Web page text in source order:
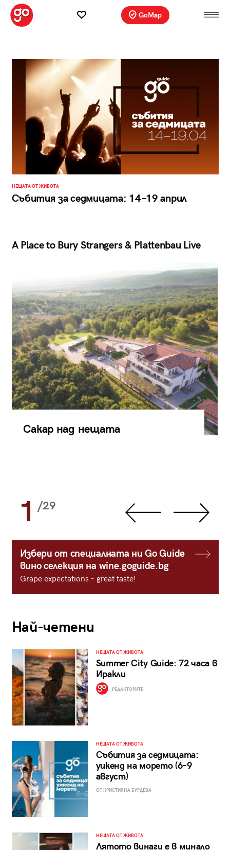
GoMap
НЕЩАТА ОТ ЖИВОТА
Събития за седмицата: 14–19 април
A Place to Bury Strangers & Plattenbau Live
Сакар над нещата
1 /29
Избери от специалната ни Go Guide
вино селекция на wine.goguide.bg
Grape expectations - great taste!
Най-четени
НЕЩАТА ОТ ЖИВОТА
Summer City Guide: 72 часа в
Иракли
РЕДАКТОРИТЕ
НЕЩАТА ОТ ЖИВОТА
Събития за седмицата:
уикенд на морето (6–9
август)
ОТ КРИСТИЯНА БУРДЕВА
НЕЩАТА ОТ ЖИВОТА
Лятото винаги е в минало